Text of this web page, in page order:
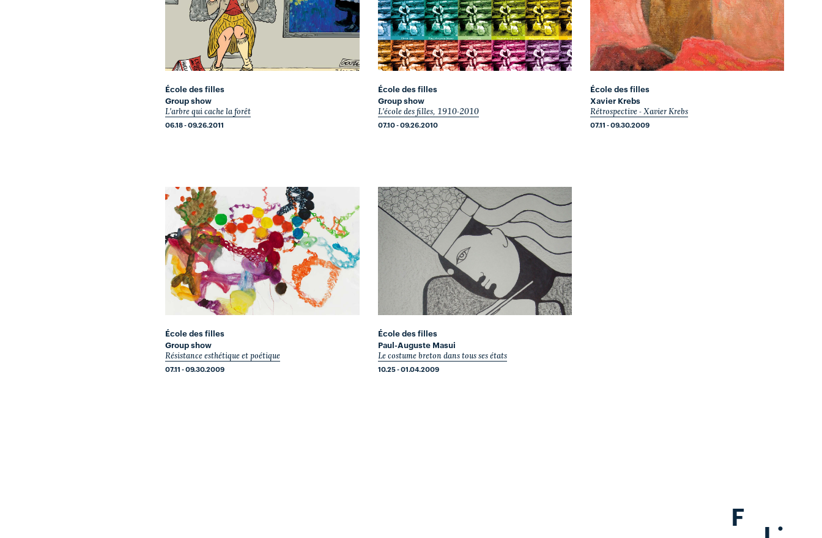
École des filles
Group show
L'arbre qui cache la forêt
06.18 - 09.26.2011
École des filles
Group show
L'école des filles, 1910-2010
07.10 - 09.26.2010
École des filles
Xavier Krebs
Rétrospective - Xavier Krebs
07.11 - 09.30.2009
École des filles
Group show
Résistance esthétique et poétique
07.11 - 09.30.2009
École des filles
Paul-Auguste Masui
Le costume breton dans tous ses états
10.25 - 01.04.2009
F .